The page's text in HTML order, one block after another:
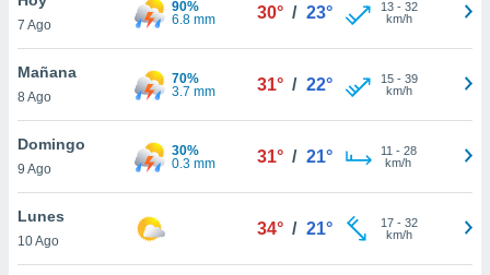
y
en
más
de
7 Ago
90%
6.8 mm
30° / 23° 13- 32
km/h
Mañana
8 Ago
70%
3.7 mm
31° / 22° 15- 39
km/h
Domingo
9 Ago
30%
0.3 mm
31° / 21° 11 - 28
km/h
Lunes
10 Ago
34° / 21° 17- 32
km/h